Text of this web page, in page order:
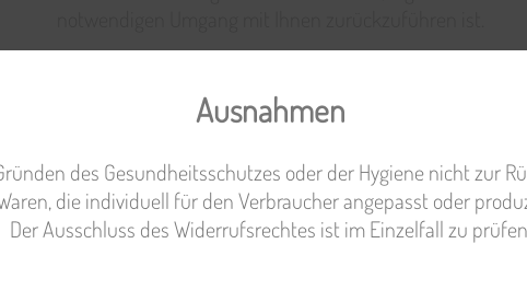
Ausnahmen
des Gesundheitsschutzes oder der Hygienenicht zur
die individuell für den Verbraucher angepasst oder
Der Ausschluss desWiderrufsrechtes ist im Einzelfall zu